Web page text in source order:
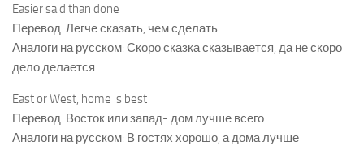
Easier said than done
Перевод: Легче сказать, чем сделать
Аналоги на русском: Скоро сказка сказывается, да не скоро
дело делается
East or West, home is best
Перевод: Восток или запад- дом лучше всего
Аналоги на русском: В гостях хорошо, а дома лучше